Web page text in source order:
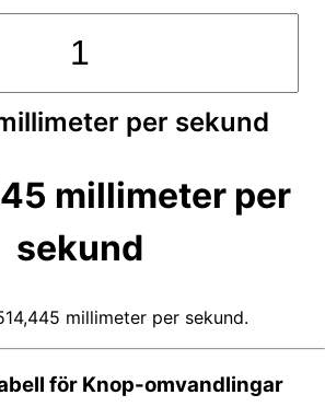
per sekund
millimeter per
sekund
millimeter per sekund.
för Knop-omvandlingar